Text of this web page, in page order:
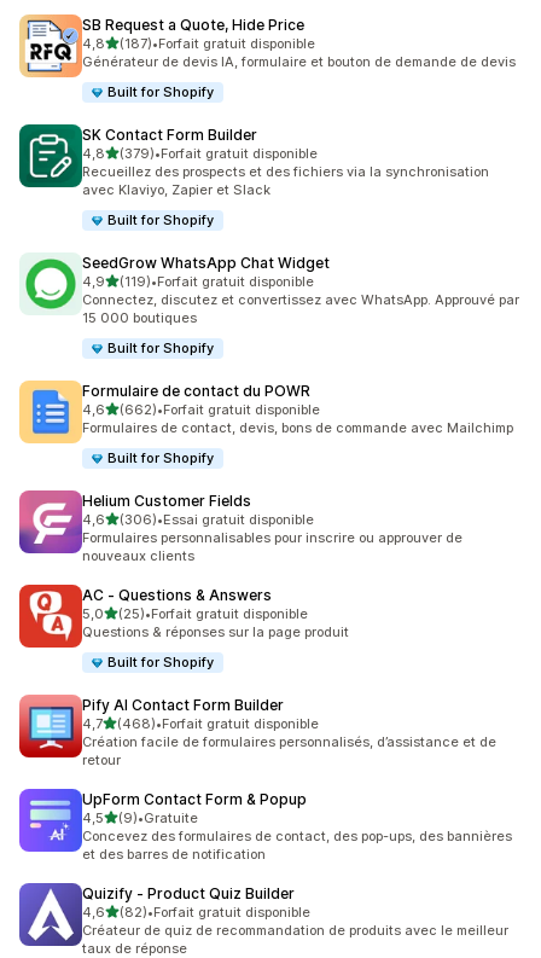
SB Request a Quote, Hide Price
4,8étoile(s) sur 5
(187)
187 avis au total
•Forfait gratuit disponible
Générateur de devis IA, formulaire et bouton de demande de devis
Built for Shopify
SK Contact Form Builder
4,8étoile(s) sur 5
(379)
379 avis au total
•Forfait gratuit disponible
Recueillez des prospects et des fichiers via la synchronisation
avec Klaviyo, Zapier et Slack
Built for Shopify
SeedGrow WhatsApp Chat Widget
4,9étoile(s) sur 5
(119)
119 avis au total
•Forfait gratuit disponible
Connectez, discutez et convertissez avec WhatsApp. Approuvé par
15 000 boutiques
Built for Shopify
Formulaire de contact du POWR
4,6étoile(s) sur 5
(662)
662 avis au total
•Forfait gratuit disponible
Formulaires de contact, devis, bons de commande avec Mailchimp
Built for Shopify
Helium Customer Fields
4,6étoile(s) sur 5
(306)
306 avis au total
•Essai gratuit disponible
Formulaires personnalisables pour inscrire ou approuver de
nouveaux clients
AC ‑ Questions & Answers
5,0étoile(s) sur 5
(25)
25 avis au total
•Forfait gratuit disponible
Questions & réponses sur la page produit
Built for Shopify
Pify AI Contact Form Builder
4,7étoile(s) sur 5
(468)
468 avis au total
•Forfait gratuit disponible
Création facile de formulaires personnalisés, d’assistance et de
retour
UpForm Contact Form & Popup
4,5étoile(s) sur 5
(9)
9 avis au total
•Gratuite
Concevez des formulaires de contact, des pop-ups, des bannières
et des barres de notification
Quizify ‑ Product Quiz Builder
4,6étoile(s) sur 5
(82)
82 avis au total
•Forfait gratuit disponible
Créateur de quiz de recommandation de produits avec le meilleur
taux de réponse